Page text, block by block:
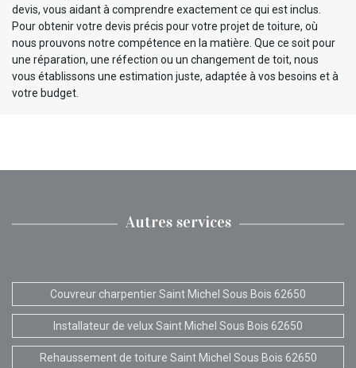
devis, vous aidant à comprendre exactement ce qui est inclus.
Pour obtenir votre devis précis pour votre projet de toiture, où
nous prouvons notre compétence en la matière. Que ce soit pour
une réparation, une réfection ou un changement de toit, nous
vous établissons une estimation juste, adaptée à vos besoins et à
votre budget.
Autres services
Couvreur charpentier Saint Michel Sous Bois 62650
Installateur de velux Saint Michel Sous Bois 62650
Rehaussement de toiture Saint Michel Sous Bois 62650